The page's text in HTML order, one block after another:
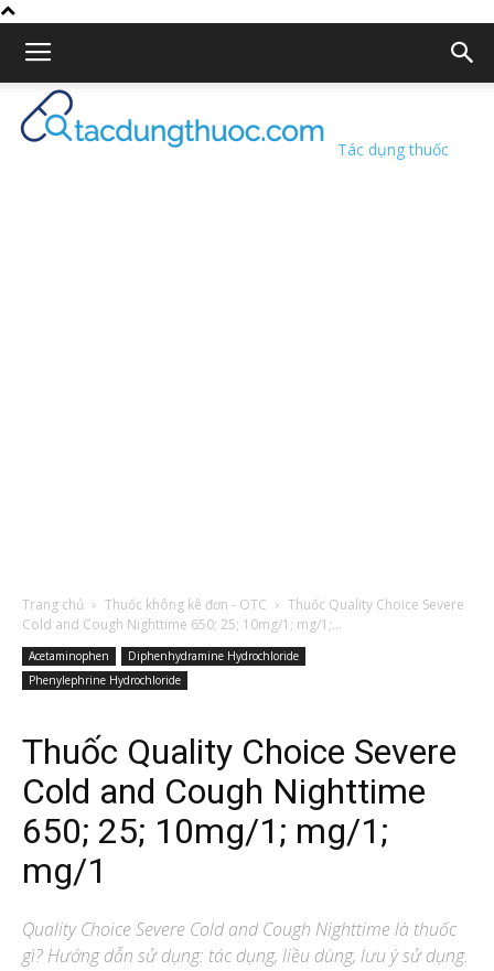
Tác dụng thuốc
Trang chủ Thuốc không kê đơn - OTC
Thuốc Quality Choice Severe
Cold and Cough Nighttime 650; 25; 10mg/1; mg/1;...
Acetaminophen
Diphenhydramine Hydrochloride
Phenylephrine Hydrochloride
Thuốc Quality Choice Severe
Cold and Cough Nighttime
650; 25; 10mg/1; mg/1;
mg/1
Quality Choice Severe Cold and Cough Nighttimelà thuốc
gì? Hướng dẫn sử dụng: tác dụng, liều dùng, lưu ý sử dụng.